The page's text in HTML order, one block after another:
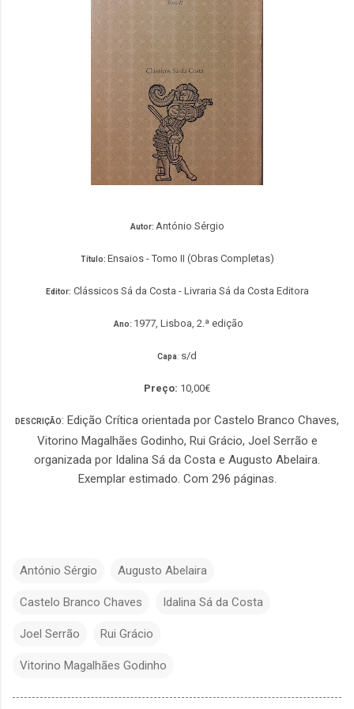
Autor: António Sérgio
Título: Ensaios - Tomo II (Obras Completas)
Editor: Clássicos Sá da Costa - Livraria Sá da Costa Editora
Ano: 1977, Lisboa, 2.ª edição
Capa: s/d
Preço: 10,00€
DESCRIÇÃO: Edição Crítica orientada por Castelo Branco Chaves,
Vitorino Magalhães Godinho, Rui Grácio, Joel Serrão e
organizada por Idalina Sá da Costa e Augusto Abelaira.
Exemplar estimado. Com 296 páginas.
António Sérgio Augusto Abelaira
Castelo Branco Chaves Idalina Sá da Costa
Joel Serrão Rui Grácio
Vitorino Magalhães Godinho